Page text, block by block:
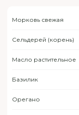
Морковь свежая
Сельдерей (корень)
Масло растительное
Базилик
Орегано